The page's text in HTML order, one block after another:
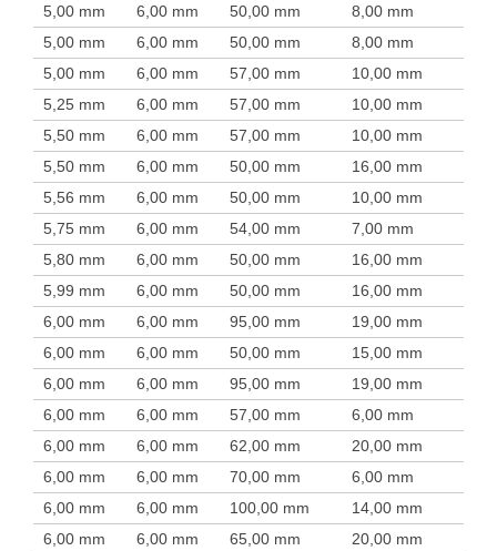
5,00 mm
6,00 mm 50,00 mm 8,00 mm
5,00 mm
6,00 mm 50,00 mm 8,00 mm
5,00 mm
6,00 mm 57,00 mm 10,00 mm
5,25 mm
6,00 mm 57,00 mm 10,00 mm
5,50 mm
6,00 mm 57,00 mm 10,00 mm
5,50 mm
6,00 mm 50,00 mm 16,00 mm
5,56 mm
6,00 mm 50,00 mm 10,00 mm
5,75 mm
6,00 mm 54,00 mm 7,00 mm
5,80 mm
6,00 mm 50,00 mm 16,00 mm
5,99 mm
6,00 mm 50,00 mm 16,00 mm
6,00 mm
6,00 mm 95,00 mm 19,00 mm
6,00 mm
6,00 mm 50,00 mm 15,00 mm
6,00 mm
6,00 mm 95,00 mm 19,00 mm
6,00 mm
6,00 mm 57,00 mm 6,00 mm
6,00 mm
6,00 mm 62,00 mm 20,00 mm
6,00 mm
6,00 mm 70,00 mm 6,00 mm
6,00 mm
6,00 mm 100,00 mm 14,00 mm
6,00 mm
6,00 mm 65,00 mm 20,00 mm